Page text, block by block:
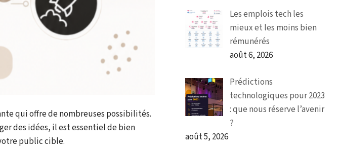
qui offre de nombreuses possibilités.
des idées, il est essentiel de bien
public cible.
Les emplois tech les
mieux et les moins bien
rémunérés
août 6, 2026
Prédictions
technologiques pour 2023
: que nous réserve l’avenir
?
août 5, 2026